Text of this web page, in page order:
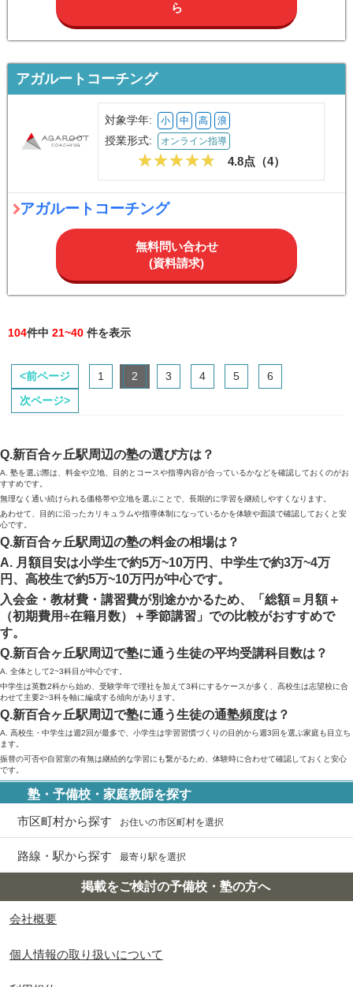
ら
アガルートコーチング
対象学年: 小 中 高 浪
授業形式: オンライン指導
4.8点（4）
アガルートコーチング
無料問い合わせ
(資料請求)
104件中 21~40 件を表示
<前ページ 1 2 3 4 5
6
次ページ>
Q.新百合ヶ丘駅周辺の塾の選び方は？
A. 塾を選ぶ際は、料金や立地、目的とコースや指導内容が合っているかなどを確認しておくのがお
すすめです。
無理なく通い続けられる価格帯や立地を選ぶことで、長期的に学習を継続しやすくなります。
あわせて、目的に沿ったカリキュラムや指導体制になっているかを体験や面談で確認しておくと安
心です。
Q.新百合ヶ丘駅周辺の塾の料金の相場は？
A. 月額目安は小学生で約5万~10万円、中学生で約3万~4万
円、高校生で約5万~10万円が中心です。
入会金・教材費・講習費が別途かかるため、「総額＝月額＋
（初期費用÷在籍月数）＋季節講習」での比較がおすすめで
す。
Q.新百合ヶ丘駅周辺で塾に通う生徒の平均受講科目数は？
A. 全体として2~3科目が中心です。
中学生は英数2科から始め、受験学年で理社を加えて3科にするケースが多く、高校生は志望校に合
わせて主要2~3科を軸に編成する傾向があります。
Q.新百合ヶ丘駅周辺で塾に通う生徒の通塾頻度は？
A. 高校生・中学生は週2回が最多で、小学生は学習習慣づくりの目的から週3回を選ぶ家庭も目立ち
ます。
振替の可否や自習室の有無は継続的な学習にも繋がるため、体験時に合わせて確認しておくと安心
です。
塾・予備校・家庭教師を探す
市区町村から探す お住いの市区町村を選択
路線・駅から探す 最寄り駅を選択
掲載をご検討の予備校・塾の方へ
会社概要
個人情報の取り扱いについて